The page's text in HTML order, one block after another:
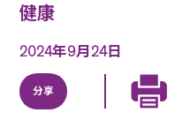
健康
2024年9月24日
分享